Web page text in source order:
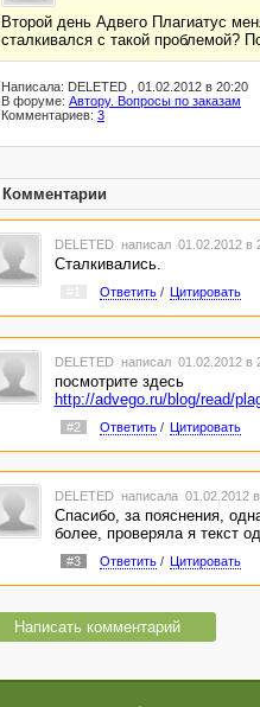
Второй день Адвего Плагиатус
сталкивался с такой проблемой?
Написала: DELETED , 01.02.2012 в 20:20
В форуме: Автору. Вопросы по заказам
Комментариев: 3
Комментарии
DELETED написал 01.02.2012 в
Сталкивались.
Ответить/ Цитировать
DELETED написал 01.02.2012 в
посмотрите здесь
http://advego.ru/blog/read/
#2 Ответить/ Цитировать
DELETED написала 01.02.2012
Спасибо, за пояснения,
более, проверяла я текст
#3 Ответить/ Цитировать
Написать комментарий